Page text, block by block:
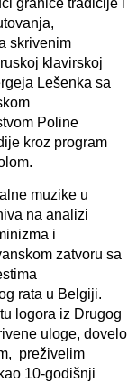
skrivenim
klavirskoj
Lešenka sa
Poline
kroz program
muzike u
na analizi
i
zatvoru sa
rata u Belgiji.
logora iz Drugog
uloge, dovelo
preživelim
10-godišnji